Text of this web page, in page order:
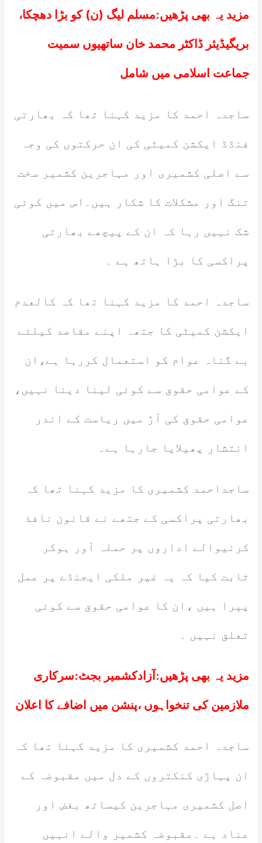
مزید یہ بھی پڑھیں:مسلم لیگ (ن) کو بڑا دھچکا،
بریگیڈیئر ڈاکٹر محمد خان ساتھیوں سمیت
جماعت اسلامی میں شامل
ساجدہ احمد کا مزید کہنا تھا کہ بھارتی
فنڈڈ ایکشن کمیٹی کی ان حرکتوں کی وجہ
سے اصلی کشمیری اور مہاجرین کشمیر سخت
تنگ اور مشکلات کا شکار ہیں۔اس میں کوئی
شک نہیں رہا کہ ان کے پیچھے بھارتی
پراکسی کا بڑا ہاتھ ہے ۔
ساجدہ احمد کا مزید کہنا تھا کہ کالعدم
ایکشن کمیٹی کا جتھہ اپنے مقاصد کیلئے
بے گناہ عوام کو استعمال کررہا ہے،ان
کے عوامی حقوق سے کوئی لینا دینا نہیں،
عوامی حقوق کی آڑ میں ریاست کے اندر
انتشار پھیلایا جارہا ہے۔
ساجداحمد کشمیری کا مزید کہنا تھا کہ
بھارتی پراکسی کے جتھے نے قانون نافذ
کرنیوالے اداروں پر حملہ آور ہوکر
ثابت کیا کہ یہ غیر ملکی ایجنڈے پر عمل
پیرا ہیں ،ان کا عوامی حقوق سے کوئی
تعلق نہیں ۔
مزید یہ بھی پڑھیں: آزادکشمیر بجٹ:سرکاری
ملازمین کی تنخواہوں ،پنشن میں اضافے کا اعلان
ساجدہ احمد کشمیری کا مزید کہنا تھا کہ
ان پہاڑی کنکتروں کے دل میں مقبوضہ کے
اصل کشمیری مہاجرین کیساتھ بغض اور
عناد ہے ۔مقبوضہ کشمیر والے انہیں